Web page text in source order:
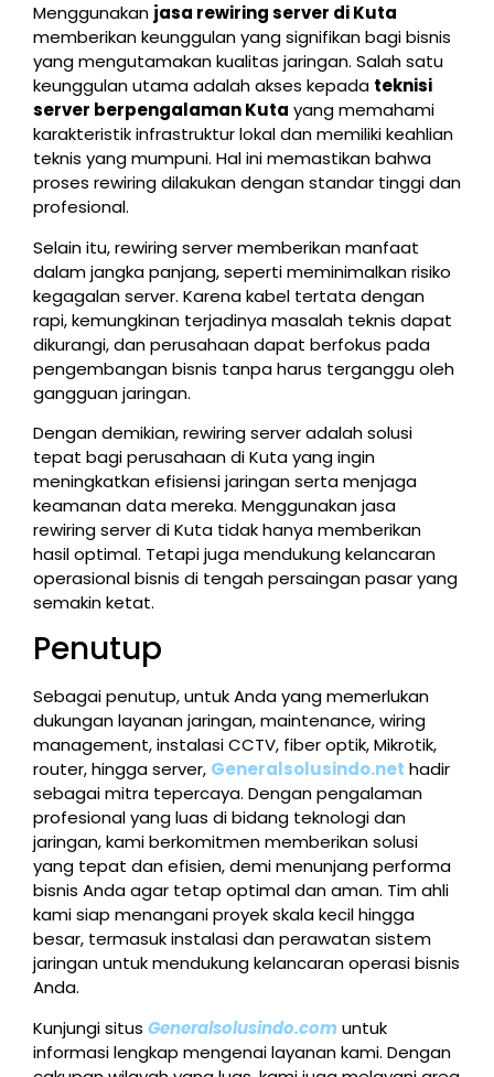
Menggunakan jasa rewiring server di Kuta
memberikan keunggulan yang signifikan bagi bisnis
yang mengutamakan kualitas jaringan. Salah satu
keunggulan utama adalah akses kepada teknisi
server berpengalaman Kuta yang memahami
karakteristik infrastruktur lokal dan memiliki keahlian
teknis yang mumpuni. Hal ini memastikan bahwa
proses rewiring dilakukan dengan standar tinggi dan
profesional.
Selain itu, rewiring server memberikan manfaat
dalam jangka panjang, seperti meminimalkan risiko
kegagalan server. Karena kabel tertata dengan
rapi, kemungkinan terjadinya masalah teknis dapat
dikurangi, dan perusahaan dapat berfokus pada
pengembangan bisnis tanpa harus terganggu oleh
gangguan jaringan.
Dengan demikian, rewiring server adalah solusi
tepat bagi perusahaan di Kuta yang ingin
meningkatkan efisiensi jaringan serta menjaga
keamanan data mereka. Menggunakan jasa
rewiring server di Kuta tidak hanya memberikan
hasil optimal. Tetapi juga mendukung kelancaran
operasional bisnis di tengah persaingan pasar yang
semakin ketat.
Penutup
Sebagai penutup, untuk Anda yang memerlukan
dukungan layanan jaringan, maintenance, wiring
management, instalasi CCTV, fiber optik, Mikrotik,
router, hingga server, Generalsolusindo.net hadir
sebagai mitra tepercaya. Dengan pengalaman
profesional yang luas di bidang teknologi dan
jaringan, kami berkomitmen memberikan solusi
yang tepat dan efisien, demi menunjang performa
bisnis Anda agar tetap optimal dan aman. Tim ahli
kami siap menangani proyek skala kecil hingga
besar, termasuk instalasi dan perawatan sistem
jaringan untuk mendukung kelancaran operasi bisnis
Anda.
Kunjungi situs Generalsolusindo.com untuk
informasi lengkap mengenai layanan kami. Dengan